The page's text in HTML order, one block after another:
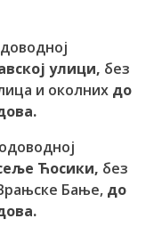
улици, без
и околних до
Ћосики, без
Бање, до